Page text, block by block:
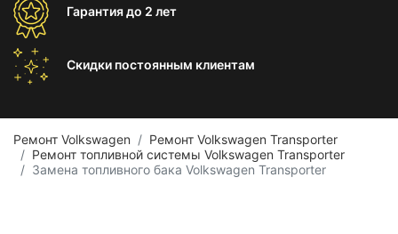
Гарантиядо 2 лет
Скидки постоянным клиентам
Ремонт Volkswagen
Ремонт Volkswagen Transporter
Ремонт топливной системы Volkswagen Transporter
Замена топливного бака Volkswagen Transporter